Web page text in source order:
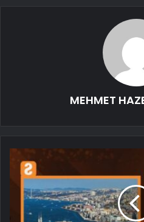
MEHMET